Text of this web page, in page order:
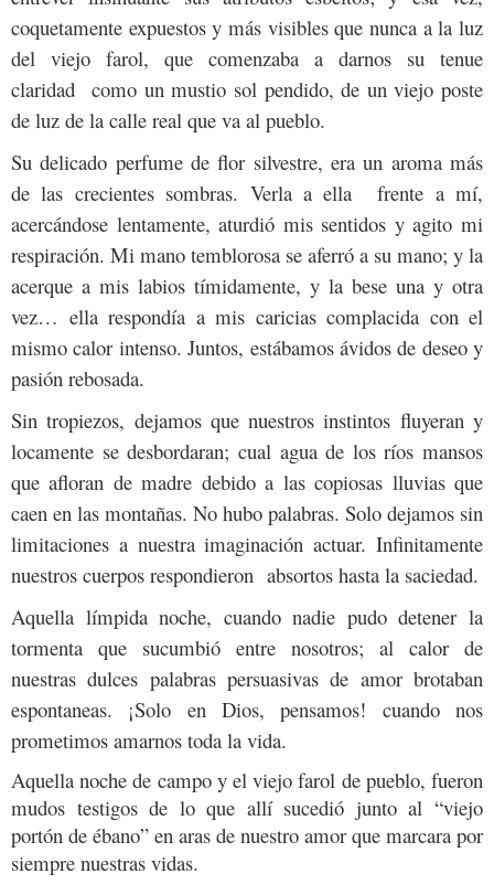
coquetamente expuestos y más visibles que nunca a la luz
del viejo farol, que comenzaba a darnos su tenue
claridad como un mustio sol pendido, de un viejo poste
de luz de la calle real que va al pueblo.
Su delicado perfume de flor silvestre, era un aroma más
de las crecientes sombras. Verla a ella frente a mí,
acercándose lentamente, aturdió mis sentidos y agito mi
respiración. Mi mano temblorosa se aferró a su mano; y la
acerque a mis labios tímidamente, y la bese una y otra
vez… ella respondía a mis caricias complacida con el
mismo calor intenso. Juntos, estábamos ávidos de deseo y
pasión rebosada.
Sin tropiezos, dejamos que nuestros instintos fluyeran y
locamente se desbordaran; cual agua de los ríos mansos
que afloran de madre debido a las copiosas lluvias que
caen en las montañas. No hubo palabras. Solo dejamos sin
limitaciones a nuestra imaginación actuar. Infinitamente
nuestros cuerpos respondieron absortos hasta la saciedad.
Aquella límpida noche, cuando nadie pudo detener la
tormenta que sucumbió entre nosotros; al calor de
nuestras dulces palabras persuasivas de amor brotaban
espontaneas. ¡Solo en Dios, pensamos! cuando nos
prometimos amarnos toda la vida.
Aquella noche de campo y el viejo farol de pueblo, fueron
mudos testigos de lo que allí sucedió junto al “viejo
portón de ébano” en aras de nuestro amor que marcara por
siempre nuestras vidas.